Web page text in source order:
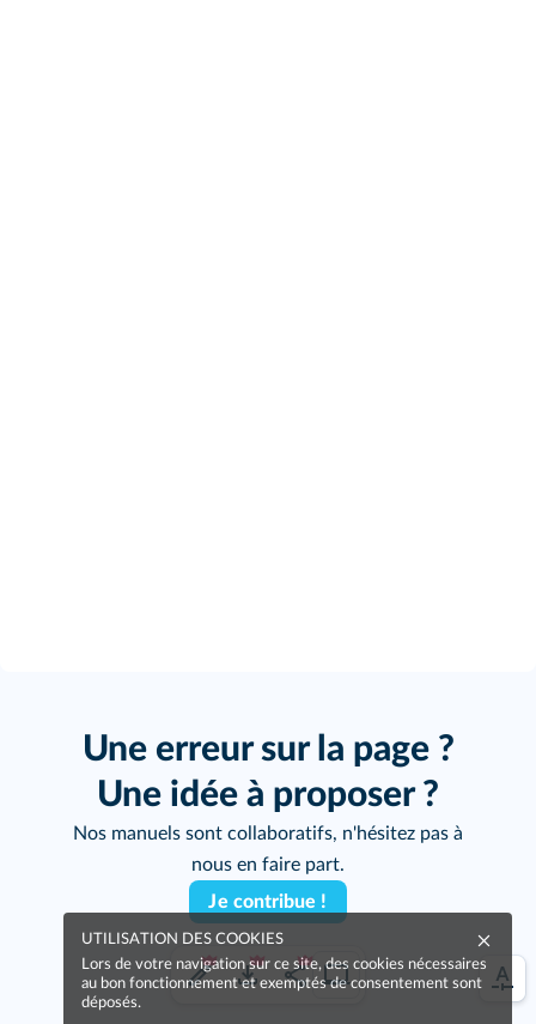
Une erreur sur la page ?
Une idée à proposer ?
Nos manuels sont collaboratifs, n'hésitez pas à
nous en faire part.
Je contribue !
UTILISATION DES COOKIES
Lors de votre navigation sur ce site, des cookies nécessaires
au bon fonctionnement et exemptés de consentement sont
déposés.